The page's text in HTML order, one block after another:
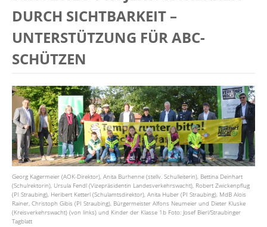
DURCH SICHTBARKEIT –
UNTERSTÜTZUNG FÜR ABC-
SCHÜTZEN
Georg Kagermeier (AOK-Direktor), Anita Burhenne (stellv. Schulleiterin), Bettina Deinhart
(Schulrektorin), Ursula Fendl (Vizepräsidentin Landesverkehrswacht), Robert Zwickenpflug
(PI Straubing), Heribert Ketterl (Schulamtsdirektor), Anita Huber (PI Straubing), MdB Alois
Rainer, Christoph Gibis (PI Straubing), Bürgermeister Alfons Neumeier und Dieter Kluske
(Kreisverkehrswacht) (von links) und Kinder der Klasse 1b Foto: Josef Bierl/Straubinger
Tagblatt